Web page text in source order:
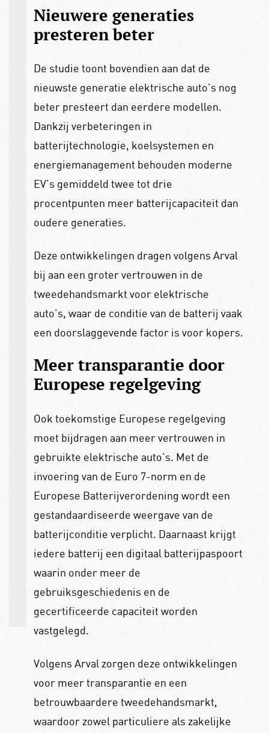
Nieuwere generaties
presteren beter
De studie toont bovendien aan dat de
nieuwste generatie elektrische auto’s nog
beter presteert dan eerdere modellen.
Dankzij verbeteringen in
batterijtechnologie, koelsystemen en
energiemanagement behouden moderne
EV’s gemiddeld twee tot drie
procentpunten meer batterijcapaciteit dan
oudere generaties.
Deze ontwikkelingen dragen volgens Arval
bij aan een groter vertrouwen in de
tweedehandsmarkt voor elektrische
auto’s, waar de conditie van de batterij vaak
een doorslaggevende factor is voor kopers.
Meer transparantie door
Europese regelgeving
Ook toekomstige Europese regelgeving
moet bijdragen aan meer vertrouwen in
gebruikte elektrische auto’s. Met de
invoering van de Euro 7-norm en de
Europese Batterijverordening wordt een
gestandaardiseerde weergave van de
batterijconditie verplicht. Daarnaast krijgt
iedere batterij een digitaal batterijpaspoort
waarin onder meer de
gebruiksgeschiedenis en de
gecertificeerde capaciteit worden
vastgelegd.
Volgens Arval zorgen deze ontwikkelingen
voor meer transparantie en een
betrouwbaardere tweedehandsmarkt,
waardoor zowel particuliere als zakelijke